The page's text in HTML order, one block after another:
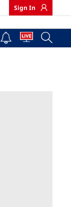
Sign In